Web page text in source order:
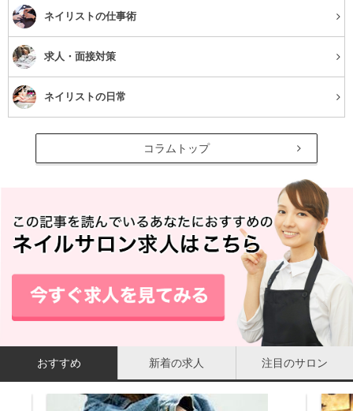
めてください。
シアーメイクのポイント
透明感のある肌作りのポイント
ネイリストの仕事術
求人・面接対策
ネイリストの日常
コラムトップ
おすすめ 新着の求人 注目のサロン